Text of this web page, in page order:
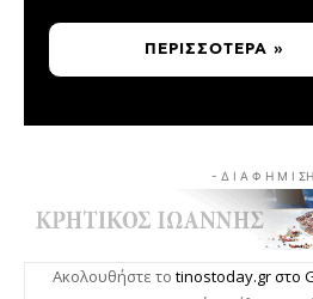
ΠΕΡΙΣΣΌΤΕΡΑ »
- Δ Ι Α Φ Η Μ Ι
Ακολουθήστε το tinostoday.gr στο